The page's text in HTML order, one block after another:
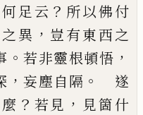
足云 ？ 所以佛付
異 ， 豈有東西之
。若非靈根頓悟 ，
，妄塵自隔 。
遂
？ 若見 ， 見箇什